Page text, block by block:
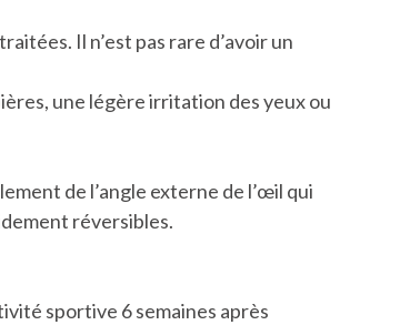
Il n’est pas rare d’avoir un
une légère irritation des yeux ou
de l’angle externe de l’œil qui
réversibles.
sportive 6 semaines après